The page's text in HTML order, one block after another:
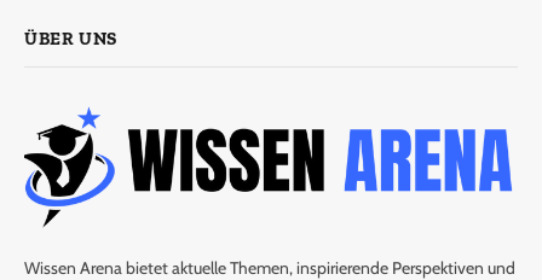
ÜBER UNS
Wissen Arena bietet aktuelle Themen, inspirierende Perspektiven und